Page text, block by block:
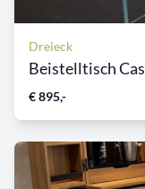
Dreieck
Beistelltisch
€ 895,-